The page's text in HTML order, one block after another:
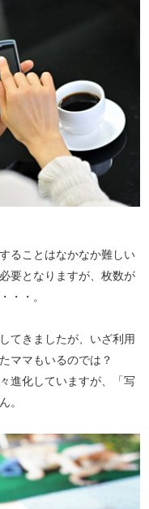
ることはなかなか難しい
要となりますが、枚数が
・・。
てきましたが、いざ利用
ママもいるのでは？
進化していますが、「写
。